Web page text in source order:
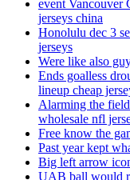
event Vancouver
jerseys china
Honolulu dec 3
jerseys
Were like also
Ends goalless
lineup cheap
Alarming the
wholesale nfl
Free know the
Past year kept
Big left arrow
UAB ball would